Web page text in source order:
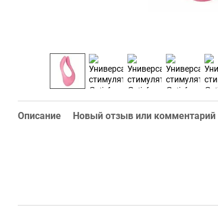
Описание Новый отзыв или комментарий